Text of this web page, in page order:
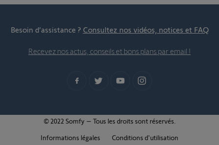
Besoin d’assistance ? Consultez nos vidéos, notices et FAQ
Recevez nos actus, conseils et bons plans par email !
© 2022 Somfy – Tous les droits sont réservés.
Informations légales
Conditions d'utilisation